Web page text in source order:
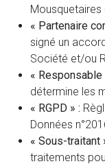
« Partenaire
signé un
Société et/ou
«
détermine les
« RGPD » :
Données
« Sous-traitant
traitements